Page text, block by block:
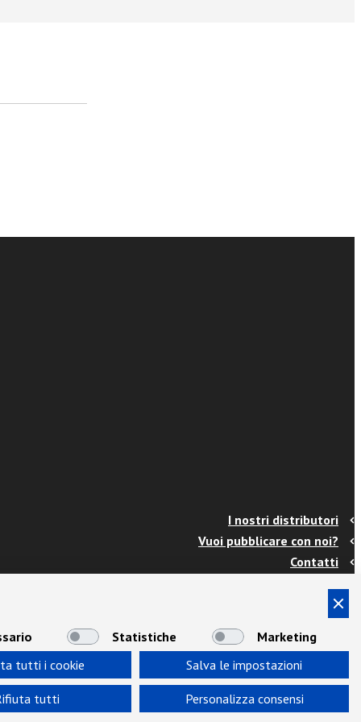
I nostri distributori
Vuoi pubblicare con noi?
Contatti
Termini e condizioni
Privacy
Area Docenti
Newsletter
Statistiche
Marketing
tutti i cookie
Salva le impostazioni
tutti Personalizza consensi